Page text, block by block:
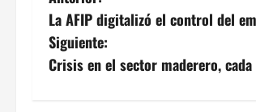
a
v
La AFIP digitalizó el control del
Siguiente:
Crisis en el sector maderero,